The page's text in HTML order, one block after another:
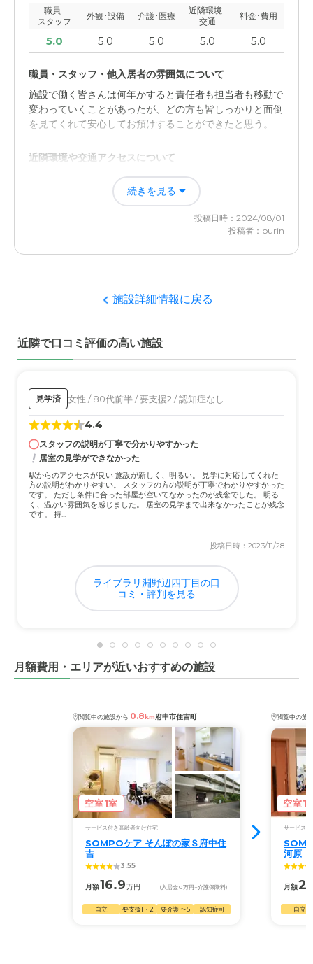
職員･
スタッフ
外観･設備 介護･医療
近隣環境･
交通
料金･費用
5.0 5.0 5.0 5.0 5.0
職員・スタッフ・他入居者の雰囲気について
施設で働く皆さんは何年かすると責任者も担当者も移動で
変わっていくことがあったが、どの方も皆しっかりと面倒
を見てくれて安心してお預けすることができたと思う。
近隣環境や交通アクセスについて
府中では多摩川に近いいわゆるハケシタに立地しているた
め、洪水のリスクがあり、ハザードマップ上は危険な場所
にあるため、多摩川の氾濫については常に気になる場所に
立地しているので水害リスクは気になっていた。
続きを見る
投稿日時：2024/08/01
投稿者：burin
施設詳細情報に戻る
近隣で口コミ評価の高い施設
見学済 女性 / 80代前半 / 要支援2 / 認知症なし
4.4
スタッフの説明が丁寧で分かりやすかった
居室の見学ができなかった
駅からのアクセスが良い 施設が新しく、明るい。 見学に対応してくれた
方の説明がわかりやすい。 スタッフの方の説明が丁寧でわかりやすかった
です。 ただし条件に合った部屋が空いてなかったのが残念でした。 明る
く、温かい雰囲気を感じました。 居室の見学まで出来なかったことが残念
です。 持...
投稿日時：2023/11/28
ライブラリ淵野辺四丁目の口
コミ・評判を見る
月額費用・エリアが近いおすすめの施設
閲覧中の施設から 0.8km府中市住吉町
空室1室
サービス付き高齢者向け住宅
SOMPOケア そんぽの家Ｓ府中住
吉
3.55
月額16.9万円 (入居金0万円 +介護保険料)
自立 要支援1・2 要介護1〜5 認知症可
閲覧中の施
空室1
サービス付
河原
月額
自立